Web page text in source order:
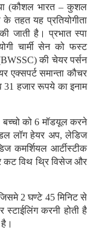
(कौशल भारत – कुशल
के तहत यह प्रतियोगीता
जाती है।प्रभात स्पा
चार्मी सेन को फस्ट
की चेयर पर्सन
एक्सपर्ट समान्ता कौचर
31 हजार रूपये का इनाम
बच्चो को 6 मॉडयूल करने
लॉग हेयर अप, लेडिज
कमर्शियल आर्टीस्टीक
कट विथ थ्रि विसेज और
2 घण्टे 45 मिनिट से
करनी होती है